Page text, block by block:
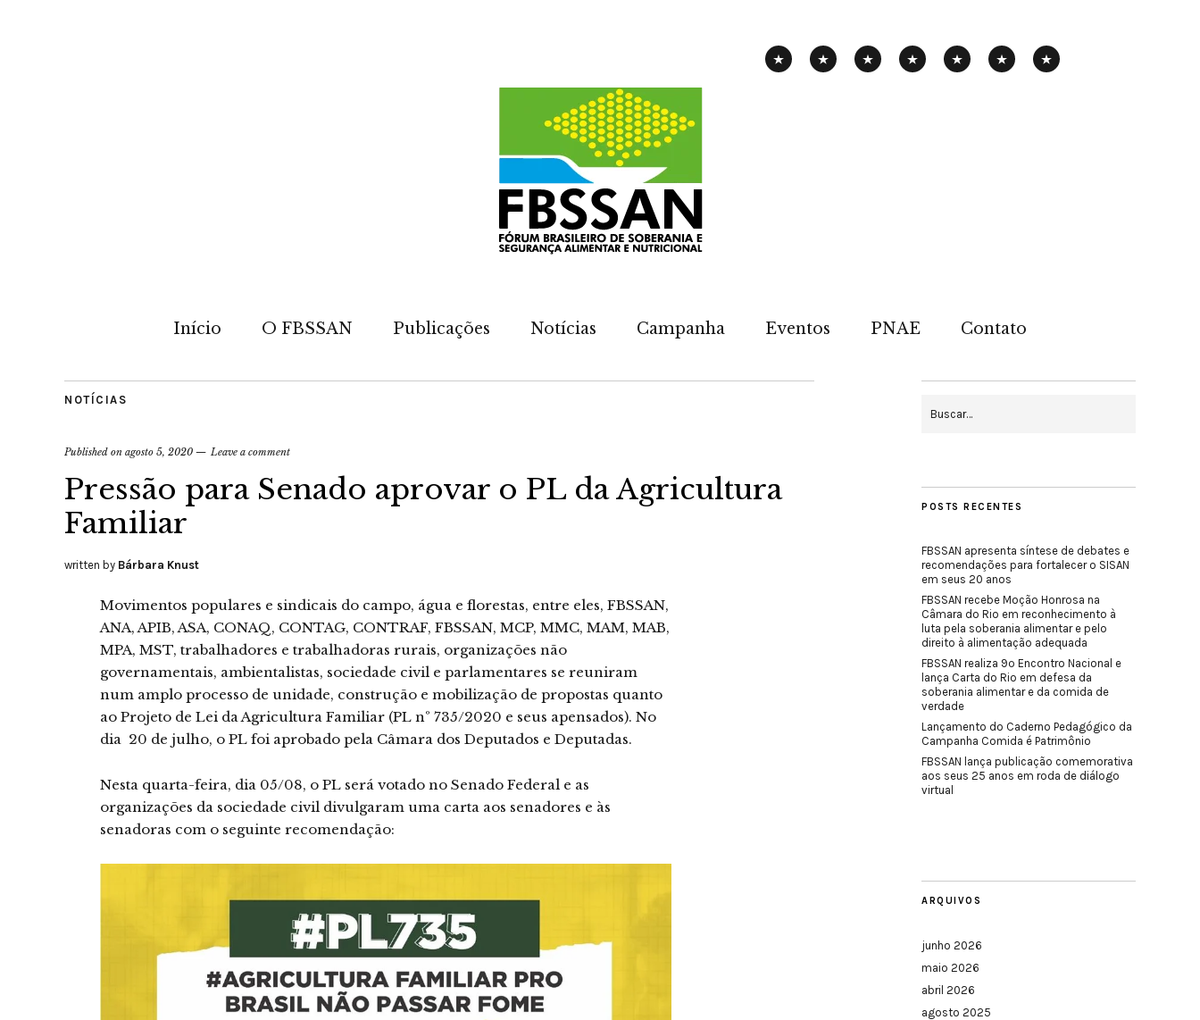
Início O FBSSAN Publicações Notícias Campanha Eventos PNAE Contato
NOTÍCIAS
Published on agosto 5, 2020 Leave a comment
Pressão para Senado aprovar o PL da Agricultura
Familiar
written by Bárbara Knust
Movimentos populares e sindicais do campo, água e florestas, entre eles, FBSSAN,
ANA, APIB, ASA, CONAQ, CONTAG, CONTRAF, FBSSAN, MCP, MMC, MAM, MAB,
MPA, MST, trabalhadores e trabalhadoras rurais, organizações não
governamentais, ambientalistas, sociedade civil e parlamentares se reuniram
num amplo processo de unidade, construção e mobilização de propostas quanto
ao Projeto de Lei da Agricultura Familiar (PL nº 735/2020 e seus apensados). No
dia 20 de julho, o PL foi aprobado pela Câmara dos Deputados e Deputadas.
Nesta quarta-feira, dia 05/08, o PL será votado no Senado Federal e as
organizações da sociedade civil divulgaram uma carta aos senadores e às
senadoras com o seguinte recomendação:
POSTS RECENTES
FBSSAN apresenta síntese de debates e
recomendações para fortalecer o SISAN
em seus 20 anos
FBSSAN recebe Moção Honrosa na
Câmara do Rio em reconhecimento à
luta pela soberania alimentar e pelo
direito à alimentação adequada
FBSSAN realiza 9º Encontro Nacional e
lança Carta do Rio em defesa da
soberania alimentar e da comida de
verdade
Lançamento do Caderno Pedagógico da
Campanha Comida é Patrimônio
FBSSAN lança publicação comemorativa
aos seus 25 anos em roda de diálogo
virtual
ARQUIVOS
junho 2026
maio 2026
abril 2026
agosto 2025